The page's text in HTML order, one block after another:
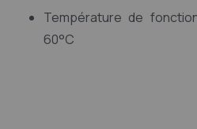
Température de
60°C